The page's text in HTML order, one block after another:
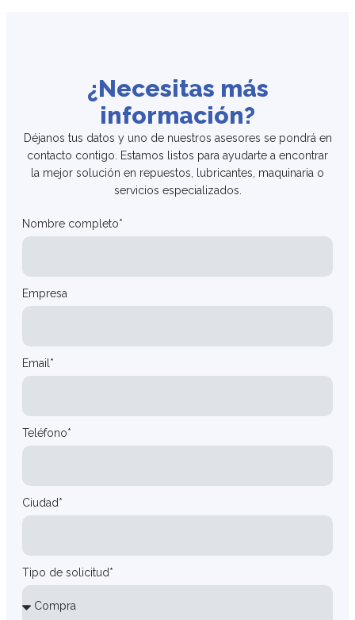
¿Necesitas más
información?
Déjanos tus datos y uno de nuestros asesores se pondrá en
contacto contigo. Estamos listos para ayudarte a encontrar
la mejor solución en repuestos, lubricantes, maquinaria o
servicios especializados.
Nombre completo*
Empresa
Email*
Teléfono*
Ciudad*
Tipo de solicitud*